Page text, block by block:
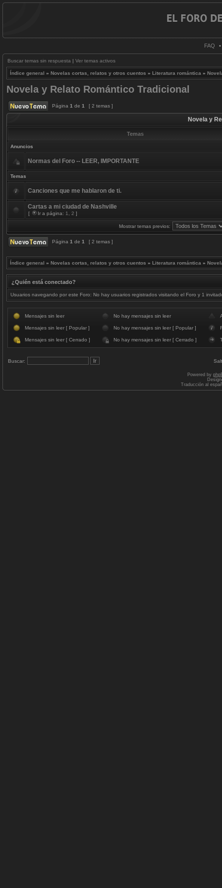
FAQ •
Buscar temas sin respuesta | Ver temas activos
Índice general » Novelas cortas, relatos y otros cuentos » Literatura romántica »
Novela y Relato Romántico Tradicional
Página 1 de 1 [ 2 temas ]
Novela y
Temas
Anuncios
Normas del Foro -- LEER, IMPORTANTE
Temas
Canciones que me hablaron de ti.
Cartas a mi ciudad de Nashville
[ Ir a página: 1 2 ]
Mostrar temas previos:
Página 1 de 1 [ 2 temas ]
Índice general » Novelas cortas, relatos y otros cuentos » Literatura romántica »
¿Quién está conectado?
Usuarios navegando por este Foro: No hay usuarios registrados visitando el Foro y 1
Mensajes sin leer No hay mensajes sin leer
Mensajes sin leer [ Popular ] No hay mensajes sin leer [ Popular ]
Mensajes sin leer [ Cerrado ] No hay mensajes sin leer [ Cerrado ]
Buscar:
Powered by
Traducción al